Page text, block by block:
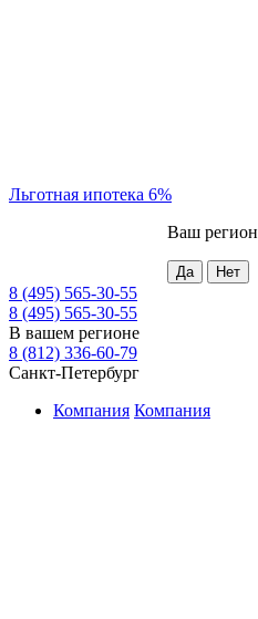
Льготная ипотека 6%
Ваш регион
8 (495) 565-30-55
8 (495) 565-30-55
В вашем регионе
8 (812) 336-60-79
Санкт-Петербург
Компания Компания